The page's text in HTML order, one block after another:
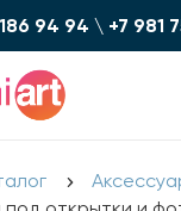
94 94 \ +7 981